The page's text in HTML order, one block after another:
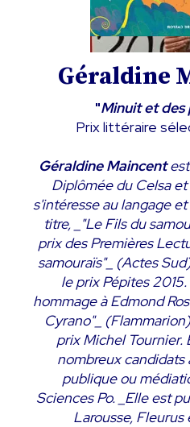
Géraldine
"Minuit et des
Prix littéraire
Géraldine Maincentest
Diplômée du Celsa
s'intéresse au langage
titre, _"Le Fils du
prix des Premières
samouraïs"_ (Actes
le prix Pépites
hommage à Edmond
Cyrano"_
prix Michel Tournier.
nombreux candidats
publique ou
Sciences Po. _Elle est
Larousse, Fleurus